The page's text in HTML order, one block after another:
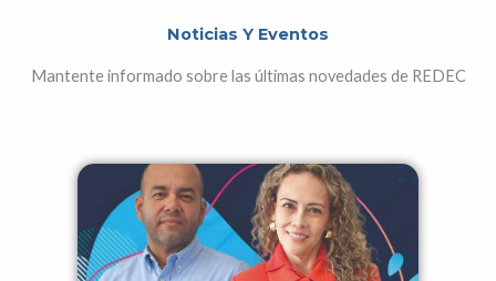
Noticias Y Eventos
Mantente informado sobre las últimas novedades de REDEC